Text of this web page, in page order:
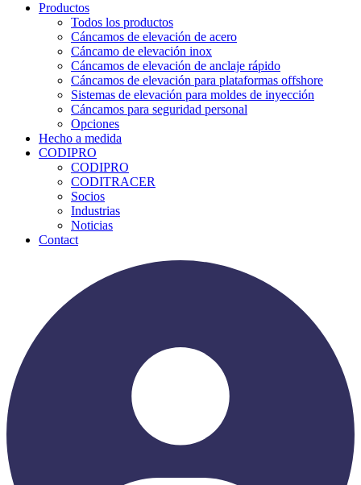
Productos
Todos los productos
Cáncamos de elevación de acero
Cáncamo de elevación inox
Cáncamos de elevación de anclaje rápido
Cáncamos de elevación para plataformas offshore
Sistemas de elevación para moldes de inyección
Cáncamos para seguridad personal
Opciones
Hecho a medida
CODIPRO
CODIPRO
CODITRACER
Socios
Industrias
Noticias
Contact